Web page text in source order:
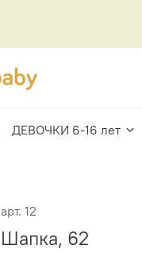
ДЕВОЧКИ 6-16 лет
арт. 12
Шапка, 62